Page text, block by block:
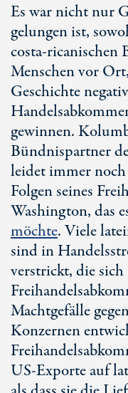
Es war nicht nur
gelungen ist,
costa-ricanischen
Menschen vor
Geschichte
gewinnen.
Bündnispartner
leidet immer
Folgen seines
Washington, das
möchte. Viele
sind in
verstrickt, die
Machtgefälle
Konzernen
US-Exporteauf